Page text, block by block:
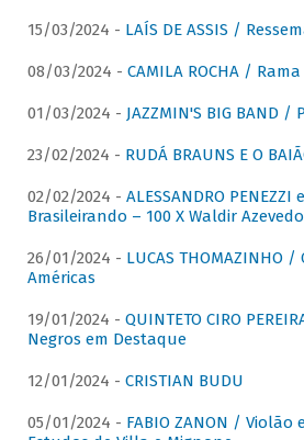
15/03/2024 - LAÍS DE ASSIS /
08/03/2024 - CAMILA ROCHA / Rama
01/03/2024 - JAZZMIN'S BIG BAND /
23/02/2024 - RUDÁ BRAUNS E O
02/02/2024 - ALESSANDRO PENEZZI
Brasileirando – 100 X Waldir Azevedo
26/01/2024 - LUCAS THOMAZINHO
Américas
19/01/2024 - QUINTETO CIRO
Negros em Destaque
12/01/2024 - CRISTIAN BUDU
05/01/2024 - FABIO ZANON / Violão